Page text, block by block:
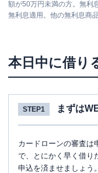
額が50万円未満の方。無利
無利息適用。他の無利息商
本日中に借り
STEP1 まずは
カードローンの審査は
で、とにかく早く借り
申込を済ませましょう